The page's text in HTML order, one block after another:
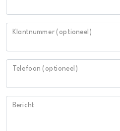
Klantnummer (optioneel)
Telefoon (optioneel)
Bericht